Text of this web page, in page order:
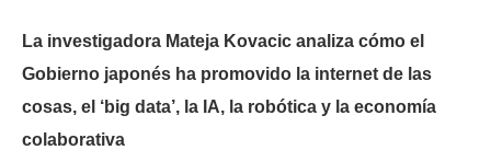
La investigadora Mateja Kovacic analiza cómo el
Gobierno japonés ha promovido la internet de las
cosas, el ‘big data’, la IA, la robótica y la economía
colaborativa